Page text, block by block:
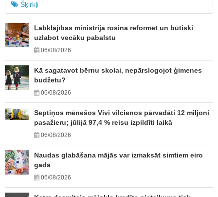
Šķirkļi
Labklājības ministrija rosina reformēt un būtiski
uzlabot vecāku pabalstu
06/08/2026
Kā sagatavot bērnu skolai, nepārslogojot ģimenes
budžetu?
06/08/2026
Septiņos mēnešos Vivi vilcienos pārvadāti 12 miljoni
pasažieru; jūlijā 97,4 % reisu izpildīti laikā
06/08/2026
Naudas glabāšana mājās var izmaksāt simtiem eiro
gadā
06/08/2026